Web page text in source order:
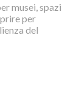
musei, spazi
per
del